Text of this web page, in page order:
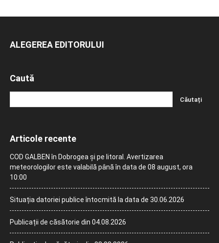
ALEGEREA EDITORULUI
Caută
Articole recente
COD GALBEN în Dobrogea și pe litoral. Avertizarea
meteorologilor este valabilă până în data de 08 august, ora
10:00
Situația datoriei publice întocmită la data de 30.06.2026
Publicații de căsătorie din 04.08.2026